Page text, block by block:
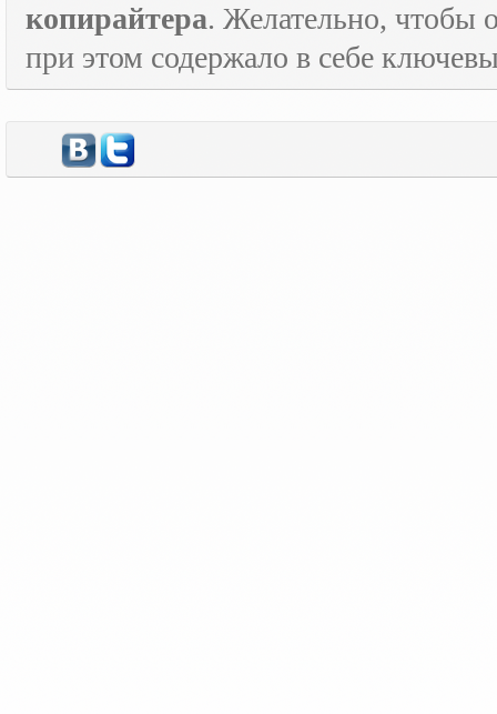
копирайтера. Желательно, чтобы
при этом содержало в себе